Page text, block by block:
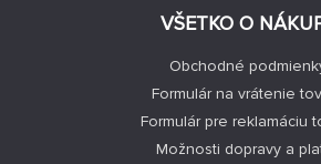
VŠETKO O
Obchodné
Formulár na vrátenie
Formulár pre reklamáciu
Možnosti dopravy a